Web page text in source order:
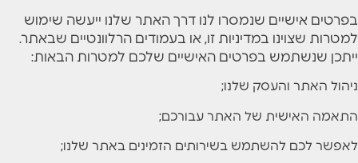
בפרטים אישיים שנמסרו לנו דרך האתר שלנו ייעשה שימוש
למטרות שצוינו במדיניות זו, או בעמודים הרלוונטיים שבאתר.
ייתכן שנשתמש בפרטים האישיים שלכם למטרות הבאות:
ניהול האתר והעסק שלנו;
התאמה האישית של האתר עבורכם;
לאפשר לכם להשתמש בשירותים הזמינים באתר שלנו;